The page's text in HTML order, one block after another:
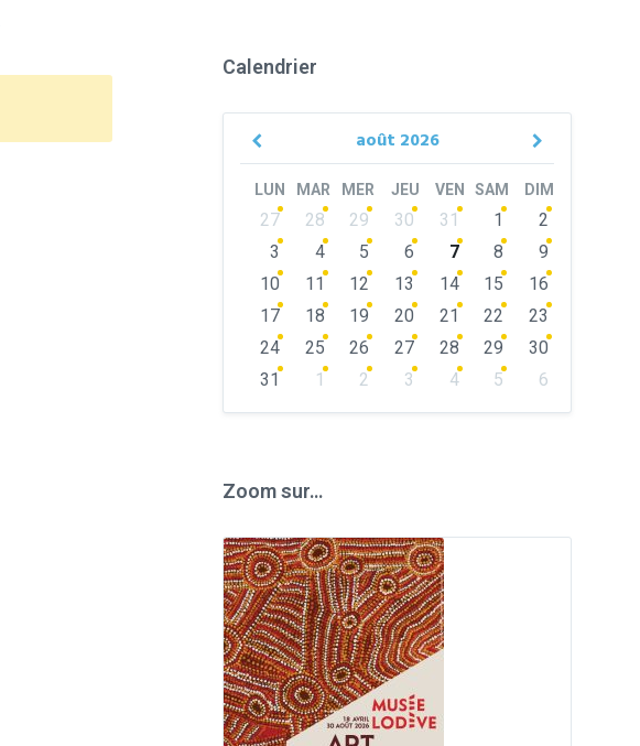
Calendrier
août 2026
Previous
Next
LUN MAR MER JEU VEN SAM DIM
Skip
calendar
days
27 28 29 30 31 1
2
3
4 5 6 7 8
9
10
11 12 13 14 15
16
17
18 19 20 21 22
23
24
25 26 27 28 29
30
31
1 2 3 4 5
6
Zoom sur…